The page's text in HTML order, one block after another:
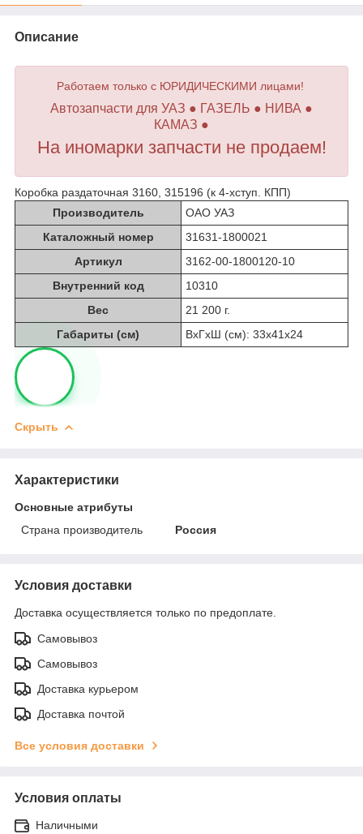
Описание
Работаем только с ЮРИДИЧЕСКИМИ лицами!
Автозапчасти для УАЗ ● ГАЗЕЛЬ ● НИВА ●
КАМАЗ ●
На иномарки запчасти не продаем!
Коробка раздаточная 3160, 315196 (к 4-хступ. КПП)
Производитель
ОАО УАЗ
Каталожный номер
31631-1800021
Артикул
3162-00-1800120-10
Внутренний код
10310
Вес
21 200 г.
Габариты (см)
ВхГхШ (см): 33х41х24
Скрыть
Характеристики
Основные атрибуты
Страна производитель
Россия
Условия доставки
Доставка осуществляется только по предоплате.
Самовывоз
Самовывоз
Доставка курьером
Доставка почтой
Все условия доставки
Условия оплаты
Наличными